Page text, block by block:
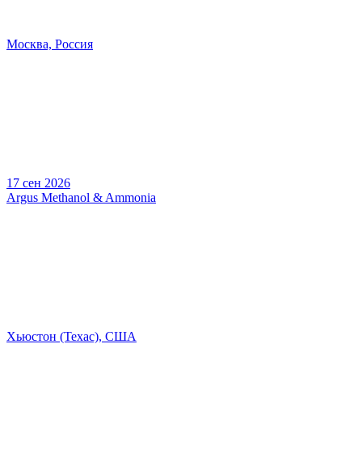
Москва, Россия
17 сен 2026
Argus Methanol & Ammonia
Хьюстон (Техас), США